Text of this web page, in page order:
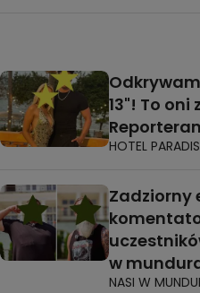
13"! To
HOTEL
Zadziorny
w
NASI W